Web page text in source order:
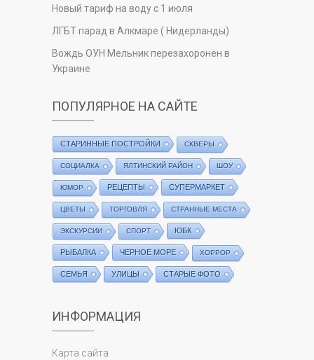
Новый тариф на воду с 1 июля
ЛГБТ парад в Алкмаре ( Нидерланды)
Вождь ОУН Мельник перезахоронен в
Украине
ПОПУЛЯРНОЕ НА САЙТЕ
СТАРИННЫЕ ПОСТРОЙКИ СКВЕРЫ
СОЦИАЛКА ЯЛТИНСКИЙ РАЙОН ШОУ
ЮМОР РЕЦЕПТЫ СУПЕРМАРКЕТ
ЦВЕТЫ ТОРГОВЛЯ СТРАННЫЕ МЕСТА
ЭКСКУРСИИ СПОРТ ЮБК
РЫБАЛКА ЧЕРНОЕ МОРЕ ХОРРОР
СЕМЬЯ УЛИЦЫ СТАРЫЕ ФОТО
ИНФОРМАЦИЯ
Карта сайта